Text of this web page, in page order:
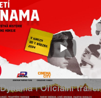
| Oficiální trailer